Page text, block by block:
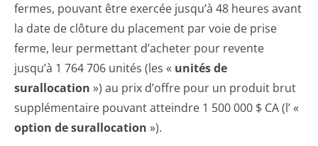
fermes, pouvant être exercée jusqu’à 48 heures avant
la date de clôture du placement par voie de prise
ferme, leur permettant d’acheter pour revente
jusqu’à 1 764 706 unités (les « unités de
surallocation ») au prix d’offre pour un produit brut
supplémentaire pouvant atteindre 1 500 000 $ CA (l’ «
option de surallocation »).